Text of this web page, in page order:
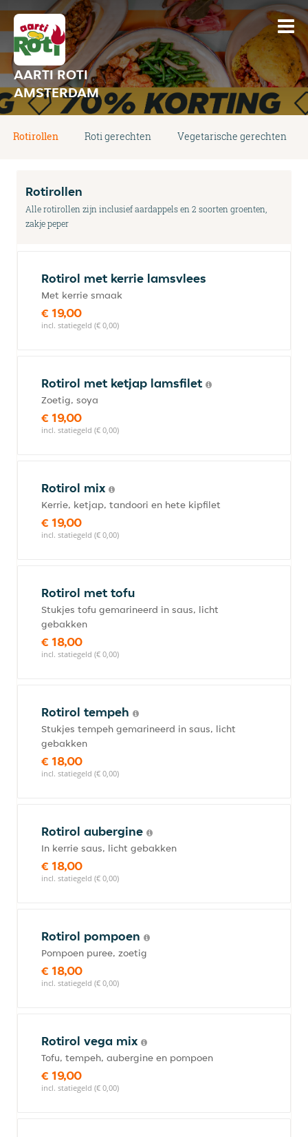
AARTI ROTI
AMSTERDAM
Rotirollen Roti gerechten Vegetarische gerechten
Rotirollen
Alle rotirollen zijn inclusief aardappels en 2 soorten groenten,
zakje peper
Rotirol met kerrie lamsvlees
Met kerrie smaak
€ 19,00
incl. statiegeld (€ 0,00)
Rotirol met ketjap lamsfilet
Zoetig, soya
€ 19,00
incl. statiegeld (€ 0,00)
Rotirol mix
Kerrie, ketjap, tandoori en hete kipfilet
€ 19,00
incl. statiegeld (€ 0,00)
Rotirol met tofu
Stukjes tofu gemarineerd in saus, licht
gebakken
€ 18,00
incl. statiegeld (€ 0,00)
Rotirol tempeh
Stukjes tempeh gemarineerd in saus, licht
gebakken
€ 18,00
incl. statiegeld (€ 0,00)
Rotirol aubergine
In kerrie saus, licht gebakken
€ 18,00
incl. statiegeld (€ 0,00)
Rotirol pompoen
Pompoen puree, zoetig
€ 18,00
incl. statiegeld (€ 0,00)
Rotirol vega mix
Tofu, tempeh, aubergine en pompoen
€ 19,00
incl. statiegeld (€ 0,00)